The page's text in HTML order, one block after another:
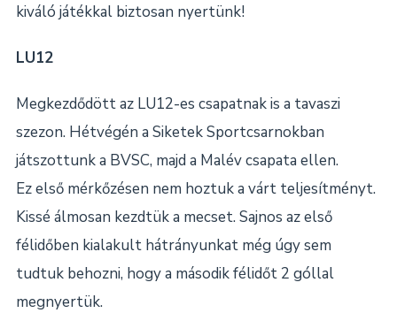
kiváló játékkal biztosan nyertünk!
LU12
Megkezdődött az LU12-es csapatnak is a tavaszi
szezon. Hétvégén a Siketek Sportcsarnokban
játszottunk a BVSC, majd a Malév csapata ellen.
Ez első mérkőzésen nem hoztuk a várt teljesítményt.
Kissé álmosan kezdtük a mecset. Sajnos az első
félidőben kialakult hátrányunkat még úgy sem
tudtuk behozni, hogy a második félidőt 2 góllal
megnyertük.